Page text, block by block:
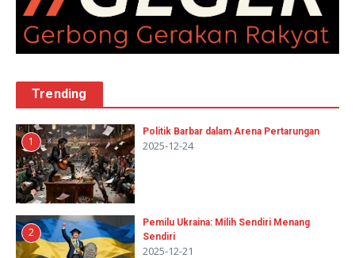
Trending
1
Politik Barbar dalam Arena Pertarungan
2025-12-24
2
Pemilu Ukraina: Milih Sendiri Menang
Sendiri
2025-12-21